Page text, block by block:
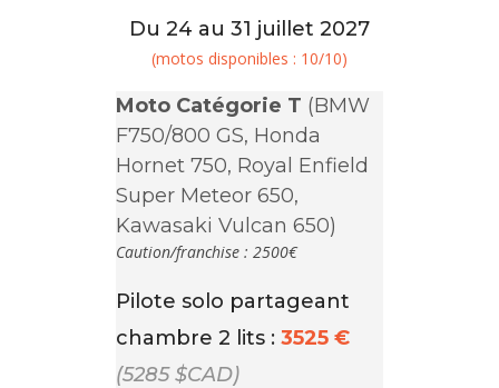
Du 24 au 31 juillet 2027
(motos disponibles : 10/10)
Moto Catégorie T (BMW
F750/800 GS, Honda
Hornet 750, Royal Enfield
Super Meteor 650,
Kawasaki Vulcan 650)
Caution/franchise : 2500€
Pilote solo partageant
chambre 2 lits : 3525 €
(5285 $CAD)